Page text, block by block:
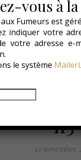
Sphères
n3
12 novembre
vous à
Fumeurs est
indiquer votre
votre adresse e-
le système